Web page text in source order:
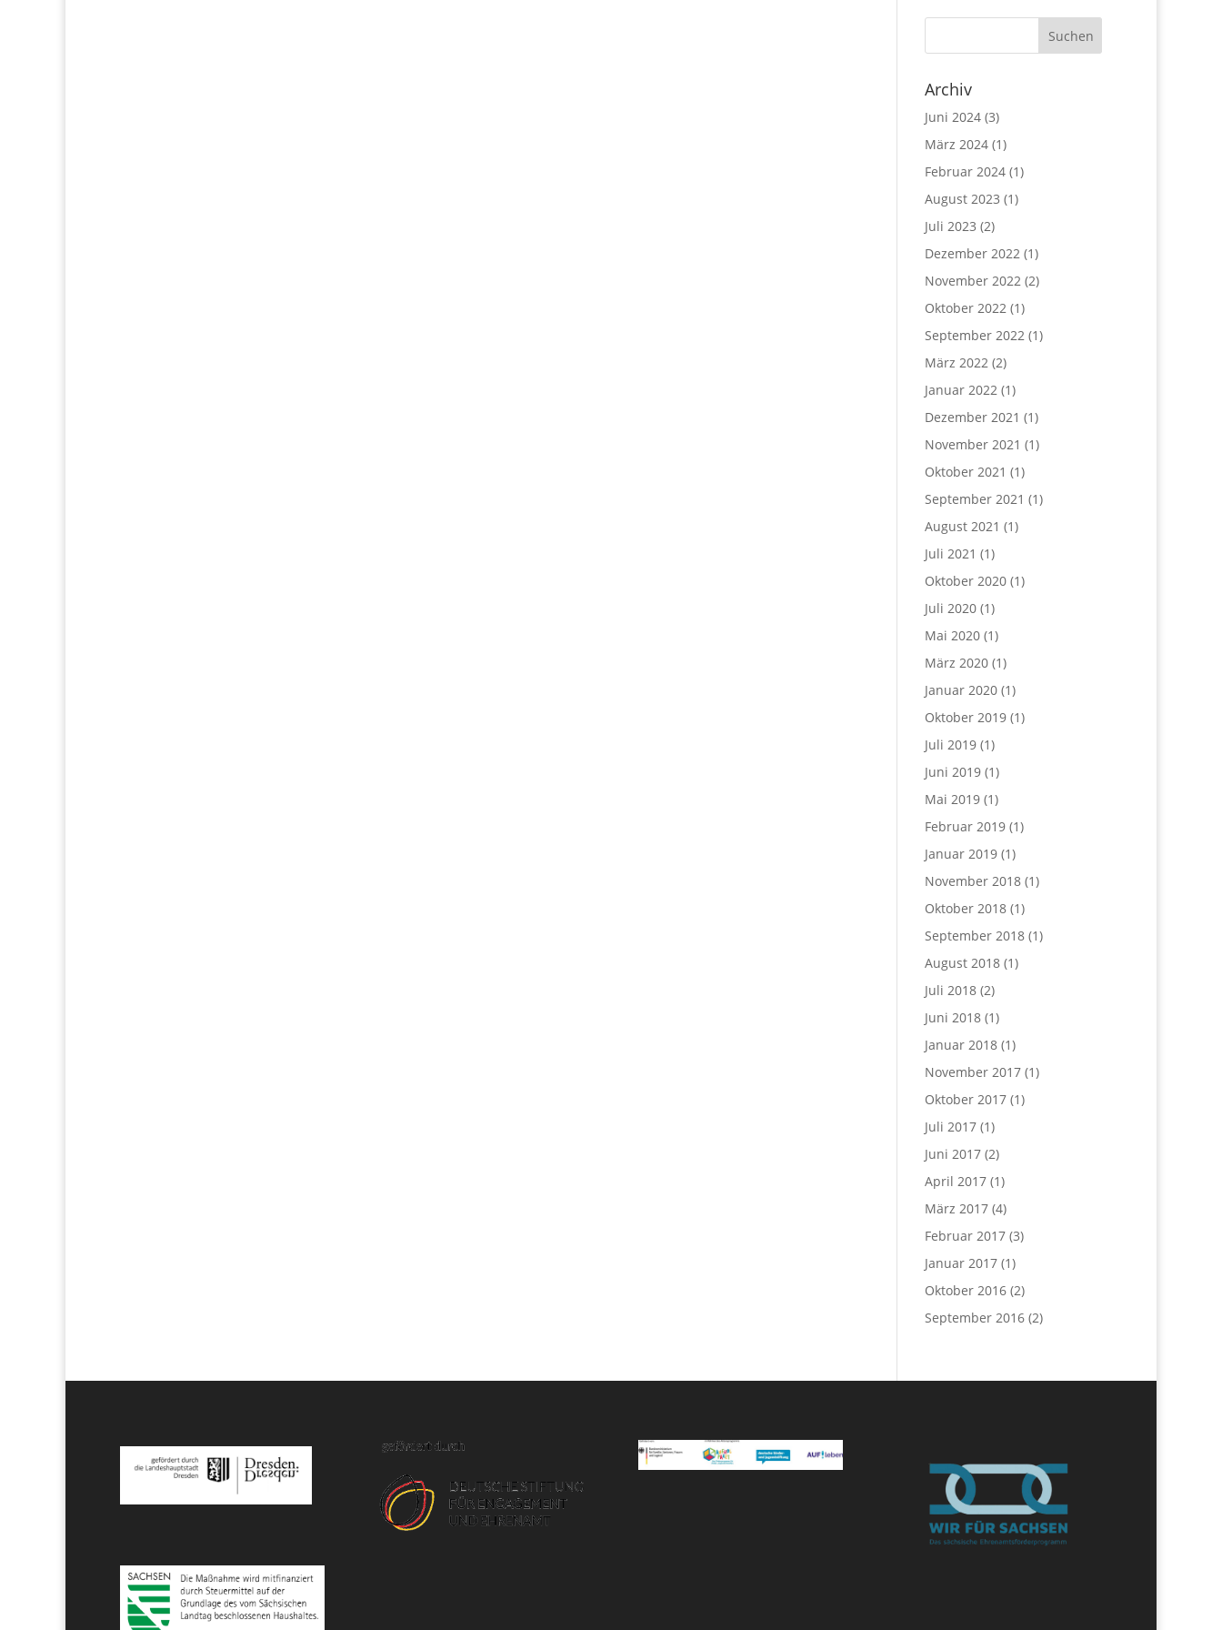
Archiv
Juni 2024(3)
März 2024(1)
Februar 2024(1)
August 2023 (1)
Juli 2023 (2)
Dezember 2022(1)
November 2022(2)
Oktober 2022(1)
September 2022(1)
März 2022(2)
Januar 2022(1)
Dezember 2021 (1)
November 2021 (1)
Oktober 2021 (1)
September 2021 (1)
August 2021 (1)
Juli 2021 (1)
Oktober 2020(1)
Juli 2020(1)
Mai 2020(1)
März 2020(1)
Januar 2020(1)
Oktober 2019(1)
Juli 2019(1)
Juni 2019(1)
Mai 2019(1)
Februar 2019(1)
Januar 2019(1)
November 2018(1)
Oktober 2018(1)
September 2018(1)
August 2018(1)
Juli 2018(2)
Juni 2018(1)
Januar 2018(1)
November 2017(1)
Oktober 2017(1)
Juli 2017(1)
Juni 2017(2)
April 2017(1)
März 2017(4)
Februar 2017(3)
Januar 2017(1)
Oktober 2016(2)
September 2016(2)